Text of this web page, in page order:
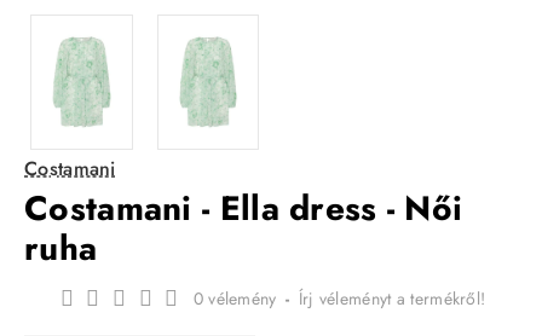
Costamani
Costamani - Ella dress - Női
ruha
0 vélemény - Írj véleményt a termékről!